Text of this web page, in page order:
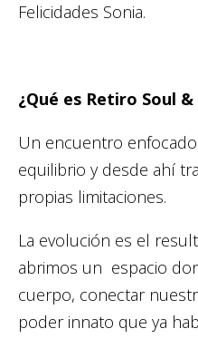
Felicidades Sonia.
¿Qué es Retiro Soul &
Un encuentro
equilibrio y desde ahí
propias limitaciones.
La evolución es el
abrimos un espacio
cuerpo, conectar
poder innato que ya